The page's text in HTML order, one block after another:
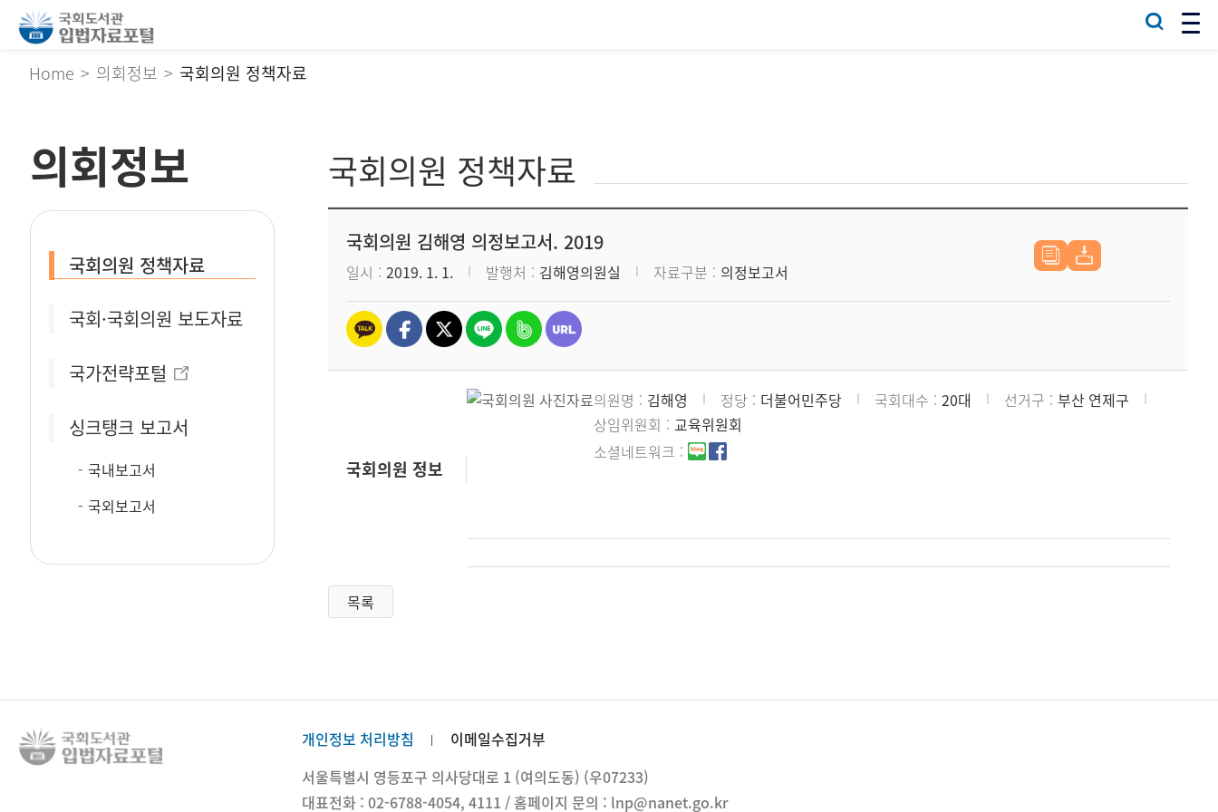
Home 의회정보 국회의원 정책자료
의회정보
국회의원 정책자료
국회·국회의원 보도자료
국가전략포털
싱크탱크 보고서
국내보고서
국외보고서
국회의원 정책자료
국회의원 김해영 의정보고서. 2019
일시 2019. 1. 1. 발행처 김해영의원실 자료구분 의정보고서
국회의원 정보
의원명 김해영 정당 더불어민주당 국회대수 20대 선거구
부산 연제구
상임위원회
교육위원회
소셜네트워크
목록
개인정보 처리방침
이메일수집거부
서울특별시 영등포구 의사당대로 1 (여의도동) (우07233)
대표전화 : 02-6788-4054, 4111 / 홈페이지 문의 : lnp@nanet.go.kr